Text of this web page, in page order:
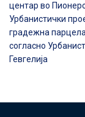
центар во
Урбанистички
градежна
согласно
Гевгелија